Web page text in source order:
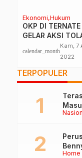
Home
Renovasi
dan Fasilitas
Nukila Ternate
Tunggu
calendar_monthSel, 2
TERPOPULER
Home